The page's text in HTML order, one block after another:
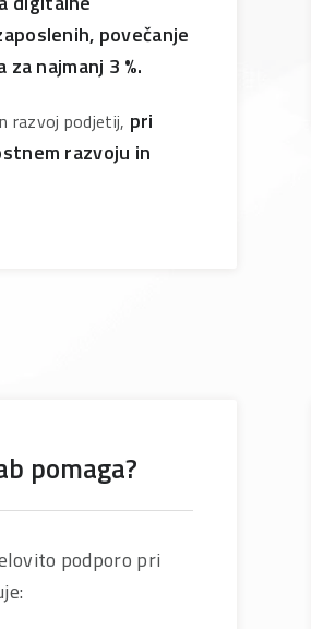
povečanje
najmanj 3 %.
razvoj podjetij, pri
razvoju in
pomaga?
podporo pri